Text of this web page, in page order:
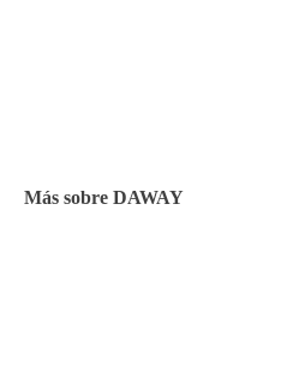
Más sobre DAWAY